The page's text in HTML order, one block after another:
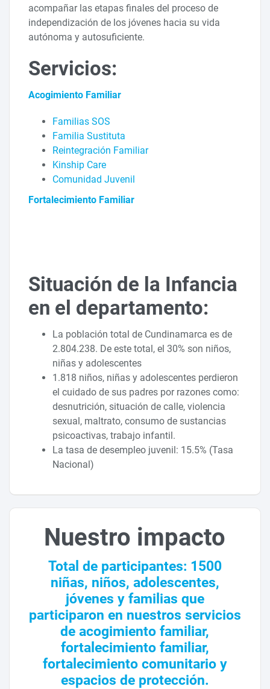
acompañar las etapas finales del proceso de
independización de los jóvenes hacia su vida
autónoma y autosuficiente.
Servicios:
Acogimiento Familiar
Familias SOS
Familia Sustituta
Reintegración Familiar
Kinship Care
Comunidad Juvenil
Fortalecimiento Familiar
Situación de la Infancia
en el departamento:
La población total de Cundinamarca es de
2.804.238. De este total, el 30% son niños,
niñas y adolescentes
1.818 niños, niñas y adolescentes perdieron
el cuidado de sus padres por razones como:
desnutrición, situación de calle, violencia
sexual, maltrato, consumo de sustancias
psicoactivas, trabajo infantil.
La tasa de desempleo juvenil: 15.5% (Tasa
Nacional)
Nuestro impacto
Total de participantes: 1500
niñas, niños, adolescentes,
jóvenes y familias que
participaron en nuestros servicios
de acogimiento familiar,
fortalecimiento familiar,
fortalecimiento comunitario y
espacios de protección.